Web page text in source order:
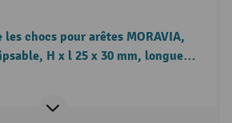
chocs pour arêtes MORAVIA,
H x l 25 x 30 mm, longueur